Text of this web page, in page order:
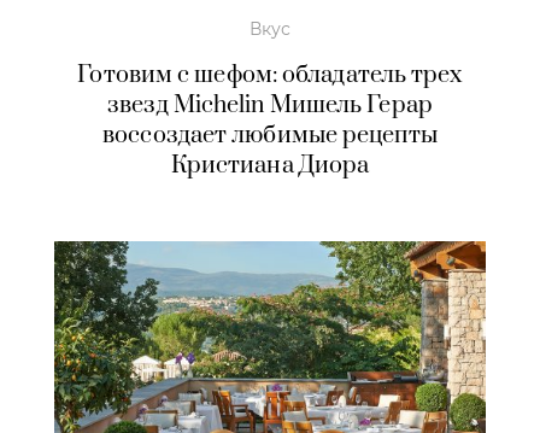
Вкус
Готовим с шефом: обладатель трех
звезд Michelin Мишель Герар
воссоздает любимые рецепты
Кристиана Диора